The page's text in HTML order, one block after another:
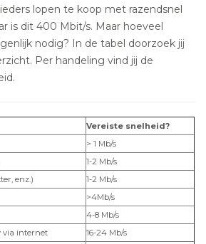
lopen te koop met razendsnel
is dit 400 Mbit/s. Maar hoeveel
nodig? In de tabel doorzoek jij
Per handeling vind jij de
Vereiste snelheid?
> 1 Mb/s
1-2 Mb/s
enz.)
1-2 Mb/s
>4Mb/s
4-8 Mb/s
via internet
16-24 Mb/s